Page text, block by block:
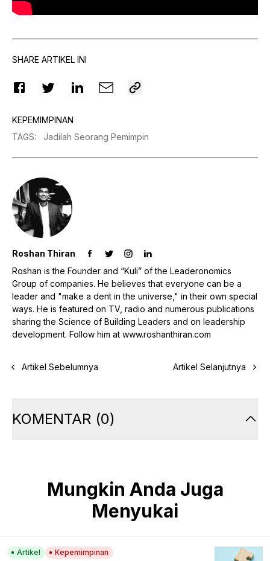
SHARE ARTIKEL INI
KEPEMIMPINAN
TAGS: Jadilah Seorang Pemimpin
Roshan Thiran
Roshan is the Founder and “Kuli” of the Leaderonomics
Group of companies. He believes that everyone can be a
leader and "make a dent in the universe," in their own special
ways. He is featured on TV, radio and numerous publications
sharing the Science of Building Leaders and on leadership
development. Follow him at www.roshanthiran.com
Artikel Sebelumnya Artikel Selanjutnya
KOMENTAR (0)
Mungkin Anda Juga
Menyukai
Artikel Kepemimpinan